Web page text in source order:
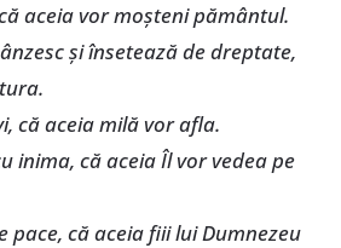
aceia vor moşteni pământul.
şi însetează de dreptate,
că aceia milă vor afla.
inima, că aceia Îl vor vedea pe
că aceia fiii lui Dumnezeu